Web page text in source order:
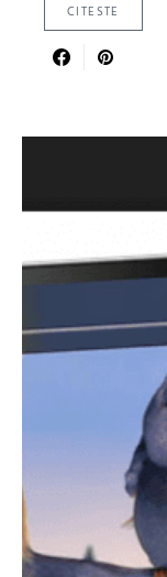
CITESTE